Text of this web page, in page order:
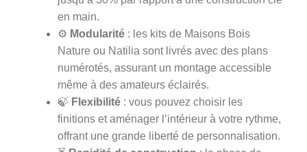
en main.
⚙️ Modularité : les kits de Maisons Bois
Nature ou Natilia sont livrés avec des plans
numérotés, assurant un montage accessible
même à des amateurs éclairés.
🍃 Flexibilité : vous pouvez choisir les
finitions et aménager l’intérieur à votre rythme,
offrant une grande liberté de personnalisation.